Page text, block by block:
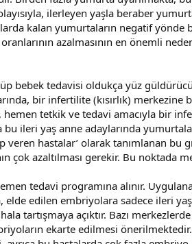
ilerleyen yaşla beraber
kalan yumurtaların negatif yönde
azalmasının en önemli
bebek tedavisi oldukça yüz
bir infertilite (kısırlık)
hemen tetkik ve tedavi amacıyla bir
ileri yaş anne adaylarında
hastalar’ olarak tanımlanan
çok azaltılması gerekir. Bu noktada
tedavi programına alınır.
edilen embriyolara sadece ileri
tartışmaya açıktır. Bazı
ekarte edilmesi